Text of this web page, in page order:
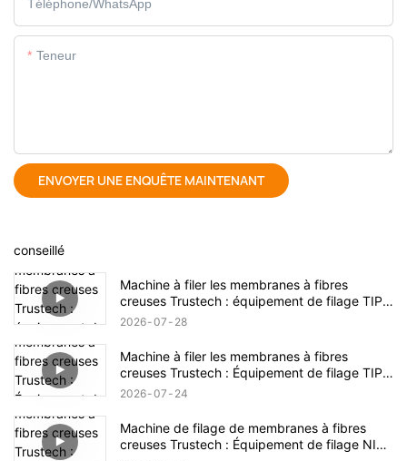
Téléphone/WhatsApp
Teneur
ENVOYER UNE ENQUÊTE MAINTENANT
conseillé
Machine à filer les membranes à fibres
creuses Trustech : équipement de filage TIPS
dévoilé (17)
2026 07 28
Machine à filer les membranes à fibres
creuses Trustech : Équipement de filage TIPS
dévoilé (16)
2026 07 24
Machine de filage de membranes à fibres
creuses Trustech : Équipement de filage NIPS